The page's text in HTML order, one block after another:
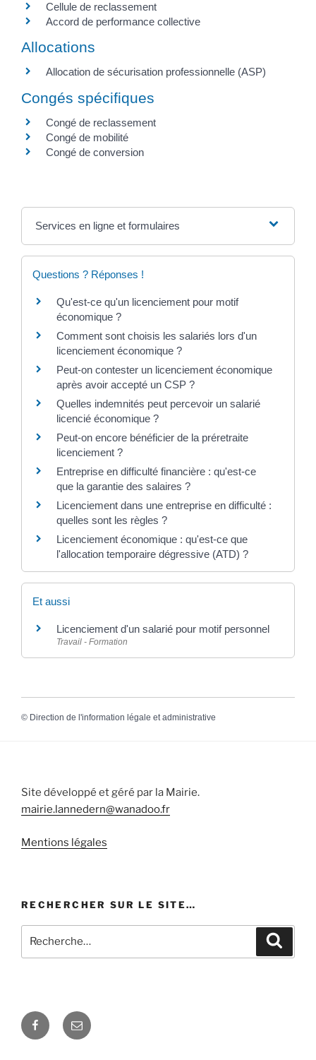
Cellule de reclassement
Accord de performance collective
Allocations
Allocation de sécurisation professionnelle (ASP)
Congés spécifiques
Congé de reclassement
Congé de mobilité
Congé de conversion
Services en ligne et formulaires
Questions ? Réponses !
Qu'est-ce qu'un licenciement pour motif
économique ?
Comment sont choisis les salariés lors d'un
licenciement économique ?
Peut-on contester un licenciement économique
après avoir accepté un CSP ?
Quelles indemnités peut percevoir un salarié
licencié économique ?
Peut-on encore bénéficier de la préretraite
licenciement ?
Entreprise en difficulté financière : qu'est-ce
que la garantie des salaires ?
Licenciement dans une entreprise en difficulté :
quelles sont les règles ?
Licenciement économique : qu'est-ce que
l'allocation temporaire dégressive (ATD) ?
Et aussi
Licenciement d'un salarié pour motif personnel
Travail - Formation
© Direction de l'information légale et administrative
Site développé et géré par la Mairie.
mairie.lannedern@wanadoo.fr
Mentions légales
RECHERCHER SUR LE SITE…
pour
Facebook
E-
mail